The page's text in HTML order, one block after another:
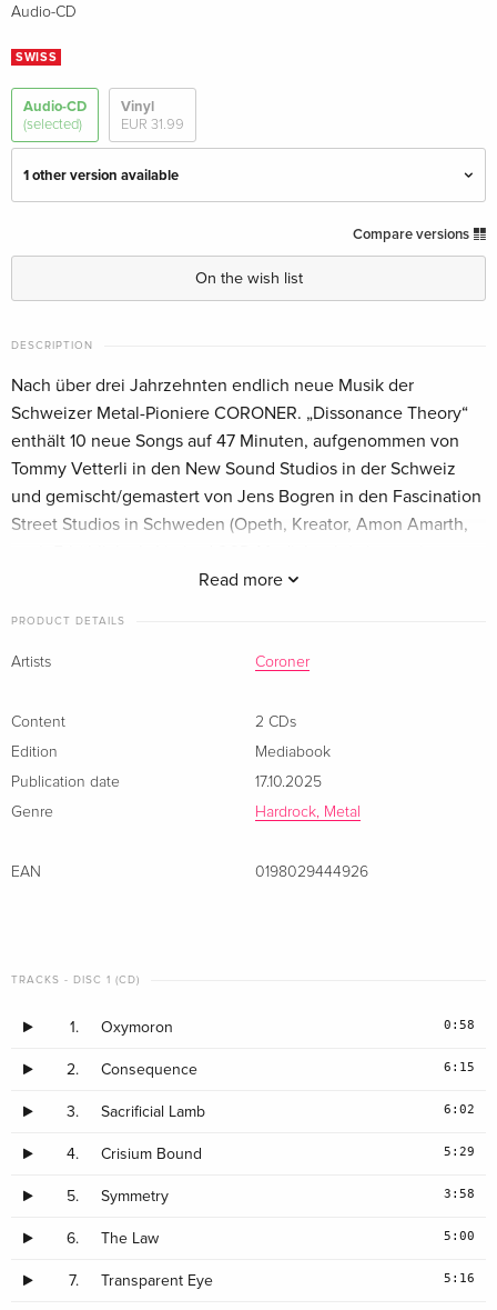
Audio-CD
SWISS
Audio-CD
(selected)
Vinyl
EUR 31.99
1 other version available
EUR 25.49
Mediabook, 2 CDs — (selected)
Compare versions
On the wish list
DESCRIPTION
Read more
Nach über drei Jahrzehnten endlich neue Musik der
Schweizer Metal-Pioniere CORONER. „Dissonance Theory“
enthält 10 neue Songs auf 47 Minuten, aufgenommen von
Tommy Vetterli in den New Sound Studios in der Schweiz
und gemischt/gemastert von Jens Bogren in den Fascination
Street Studios in Schweden (Opeth, Kreator, Amon Amarth,
Booklet und dem legendären „Death Cult“-4-Track-Demo von
Jewelcase und LP auf 180g Vinyl. Brutale Präzision.
PRODUCT DETAILS
Artists Coroner
Content
2 CDs
Edition
Mediabook
Publication date
17.10.2025
Genre
Hardrock, Metal
EAN 0198029444926
TRACKS - DISC 1 (CD)
1. Oxymoron 0:58
2. Consequence 6:15
3. Sacrificial Lamb 6:02
4. Crisium Bound 5:29
5. Symmetry 3:58
6. The Law 5:00
7. Transparent Eye 5:16